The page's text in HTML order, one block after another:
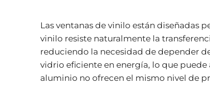
Las ventanas de vinilo están diseñadas
vinilo resiste naturalmente la
reduciendo la necesidad de depender
vidrio eficiente en energía, lo que
aluminio no ofrecen el mismo nivel de